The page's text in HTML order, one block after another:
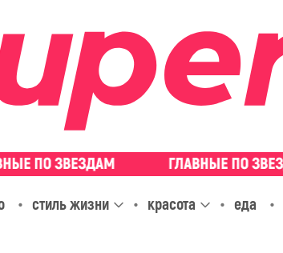
стиль жизни красота еда